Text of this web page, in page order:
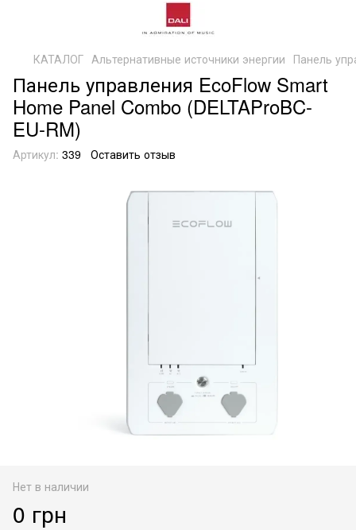
КАТАЛОГ Альтернативные источники энергии Панель
Панель управления EcoFlow Smart
Home Panel Combo (DELTAProBC-
EU-RM)
Артикул: 339 Оставить отзыв
Нет в наличии
0 грн